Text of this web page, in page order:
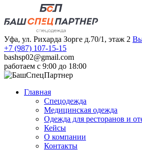
Уфа, ул. Рихарда Зорге д.70/1, этаж 2
+7 (987) 107-15-15
bashsp02@gmail.com
работаем с 9:00 до 18:00
Главная
Спецодежда
Медицинская одежда
Одежда для ресторанов и
Кейсы
О компании
Контакты